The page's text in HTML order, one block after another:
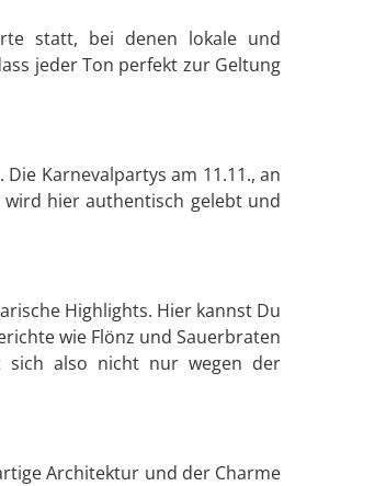
statt, bei denen lokale und
jeder Ton perfekt zur Geltung
Karnevalpartys am 11.11., an
hier authentisch gelebt und
Highlights. Hier kannst Du
wie Flönz und Sauerbraten
sich also nicht nur wegen der
Architektur und der Charme